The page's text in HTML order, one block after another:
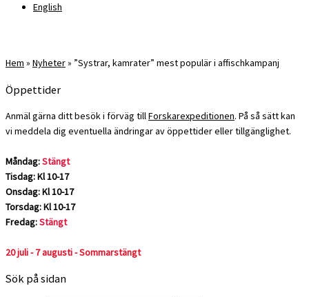
English
Hem » Nyheter» ”Systrar, kamrater” mest populär i affischkampanj
Öppettider
Anmäl gärna ditt besök i förväg tillForskarexpeditionen. På så sätt kan
vi meddela dig eventuella ändringar av öppettider eller tillgänglighet.
Måndag:Stängt
Tisdag: Kl 10-17
Onsdag: Kl 10-17
Torsdag: Kl 10-17
Fredag:Stängt
20 juli - 7 augusti - Sommarstängt
Sök på sidan